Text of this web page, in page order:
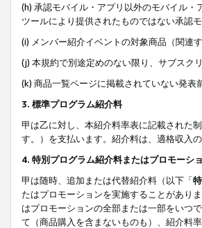
(h) 承認モバイル・アプリ以外のモバイル
ツールにより提供されたものではない承認
(i) メンバー紹介イベントの対象商品（関連
(j) 本規約で別途定めのない限り、サブスク
(k) 商品一覧ページに掲載されていない発表
3. 標準プログラム紹介料
甲は乙に対し、本紹介料率表に記載された
す。）を支払います。紹介料は、適格収入
4. 特別プログラム紹介料またはプロモーシ
甲は随時、追加または代替紹介料（以下「
たはプロモーションを実施することがあり
はプロモーションの全部または一部をいつ
て（商品購入を含まないものも）、紹介料